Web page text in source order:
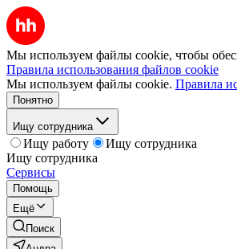
Мы используем файлы cookie, чтобы
Правила использования файлов cookie
Мы используем файлы cookie. Правила
Понятно
Ищу сотрудника
Ищу работу
Ищу сотрудника
Ищу сотрудника
Сервисы
Помощь
Ещё
Поиск